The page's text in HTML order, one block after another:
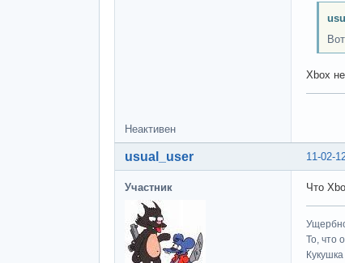
Xbox
Неактивен
11-02-
usual_user
Участник Что
То, что